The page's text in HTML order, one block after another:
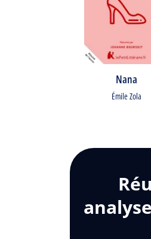
Nana
Émile Zola